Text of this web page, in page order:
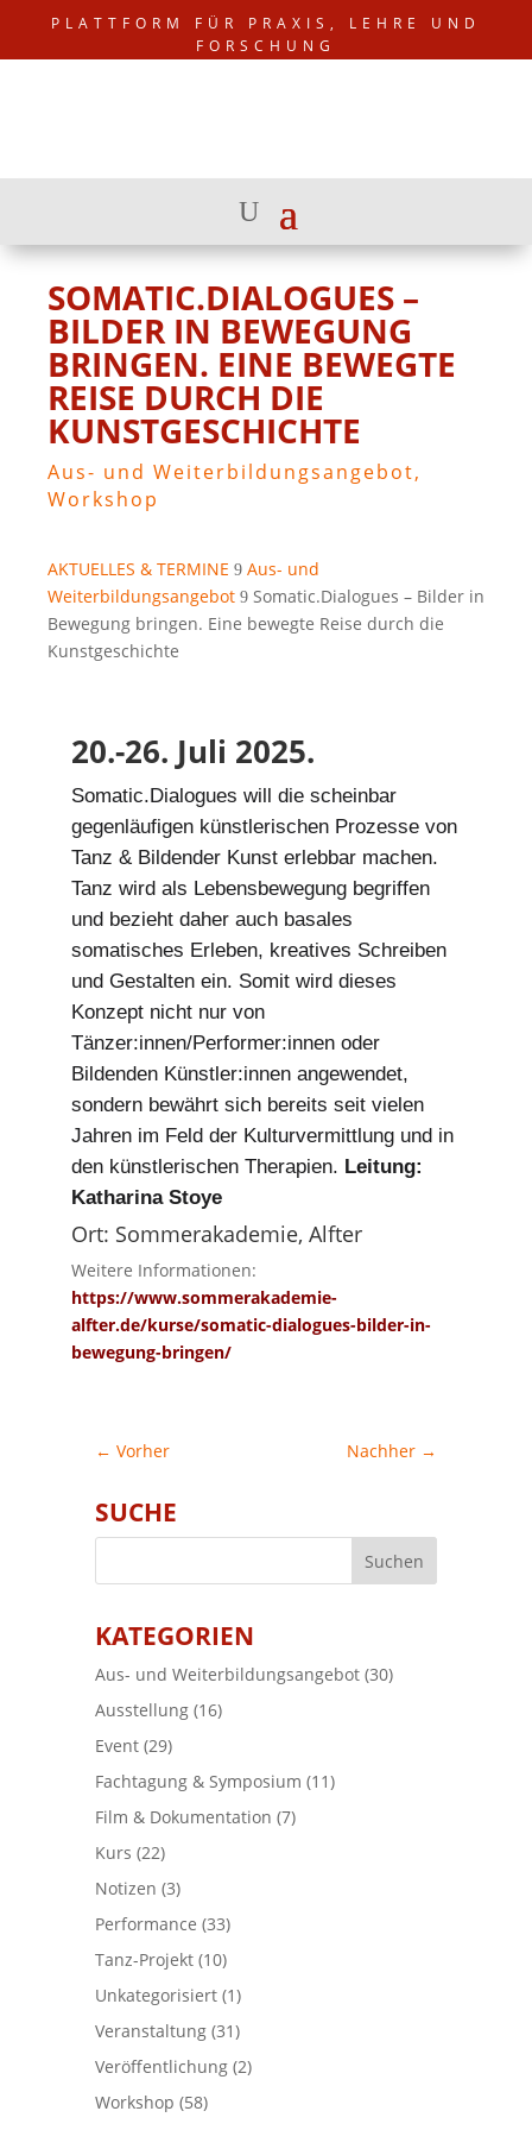
PLATTFORM FÜR PRAXIS, LEHRE UND
FORSCHUNG
SOMATIC.DIALOGUES –
BILDER IN BEWEGUNG
BRINGEN. EINE BEWEGTE
REISE DURCH DIE
KUNSTGESCHICHTE
Aus- und Weiterbildungsangebot,
Workshop
AKTUELLES & TERMINE 9 Aus- und
Weiterbildungsangebot 9 Somatic.Dialogues – Bilder in
Bewegung bringen. Eine bewegte Reise durch die
Kunstgeschichte
20.-26. Juli 2025.
Somatic.Dialogues will die scheinbar
gegenläufigen künstlerischen Prozesse von
Tanz & Bildender Kunst erlebbar machen.
Tanz wird als Lebensbewegung begriffen
und bezieht daher auch basales
somatisches Erleben, kreatives Schreiben
und Gestalten ein. Somit wird dieses
Konzept nicht nur von
Tänzer:innen/Performer:innen oder
Bildenden Künstler:innen angewendet,
sondern bewährt sich bereits seit vielen
Jahren im Feld der Kulturvermittlung und in
den künstlerischen Therapien. Leitung:
Katharina Stoye
Ort: Sommerakademie, Alfter
Weitere Informationen:
https://www.sommerakademie-
alfter.de/kurse/somatic-dialogues-bilder-in-
bewegung-bringen/
← Vorher Nachher →
SUCHE
KATEGORIEN
Aus- und Weiterbildungsangebot (30)
Ausstellung (16)
Event (29)
Fachtagung & Symposium (11)
Film & Dokumentation (7)
Kurs (22)
Notizen (3)
Performance (33)
Tanz-Projekt (10)
Unkategorisiert (1)
Veranstaltung (31)
Veröffentlichung (2)
Workshop (58)